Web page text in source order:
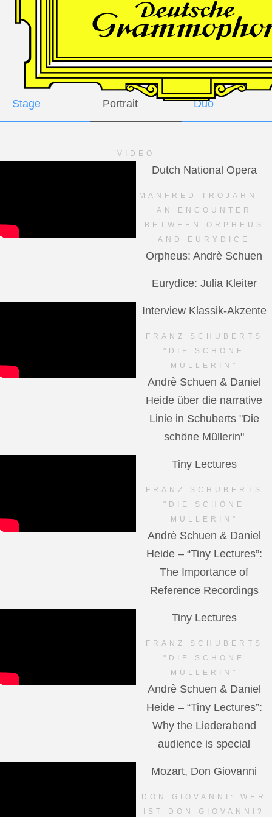
GALLERY
Stage Portrait Duo
VIDEO
Dutch National Opera
MANFRED TROJAHN –
AN ENCOUNTER
BETWEEN ORPHEUS
AND EURYDICE
Orpheus: Andrè Schuen
Eurydice: Julia Kleiter
Interview Klassik-Akzente
FRANZ SCHUBERTS
"DIE SCHÖNE
MÜLLERIN"
Andrè Schuen & Daniel
Heide über die narrative
Linie in Schuberts "Die
schöne Müllerin"
Tiny Lectures
FRANZ SCHUBERTS
"DIE SCHÖNE
MÜLLERIN"
Andrè Schuen & Daniel
Heide – “Tiny Lectures”:
The Importance of
Reference Recordings
Tiny Lectures
FRANZ SCHUBERTS
"DIE SCHÖNE
MÜLLERIN"
Andrè Schuen & Daniel
Heide – “Tiny Lectures”:
Why the Liederabend
audience is special
Mozart, Don Giovanni
DON GIOVANNI: WER
IST DON GIOVANNI?